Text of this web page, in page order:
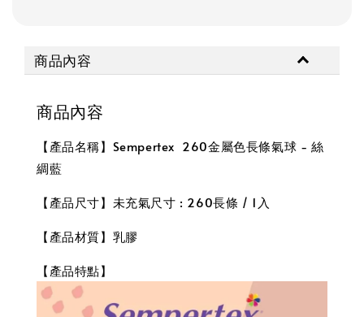
商品內容
商品內容
【產品名稱】Sempertex 260金屬色長條氣球 - 絲
綢藍
【產品尺寸】未充氣尺寸 : 260長條 / 1入
【產品材質】乳膠
【產品特點】